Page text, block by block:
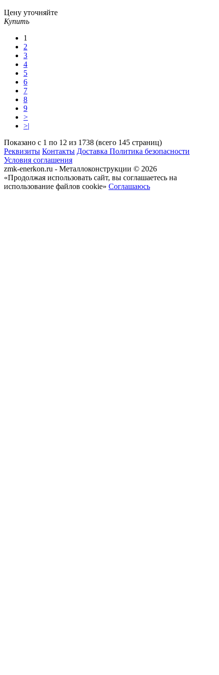
Цену уточняйте
Купить
1
2
3
4
5
6
7
8
9
>
>|
Показано с 1 по 12 из 1738 (всего 145 страниц)
Реквизиты Контакты Доставка Политика безопасности
Условия соглашения
zmk-enerkon.ru - Металлоконструкции © 2026
«Продолжая использовать сайт, вы соглашаетесь на
использование файлов cookie» Соглашаюсь